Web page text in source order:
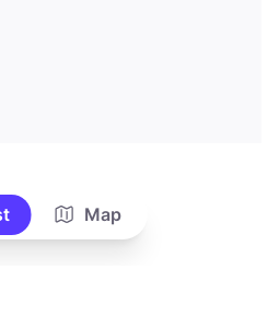
Map